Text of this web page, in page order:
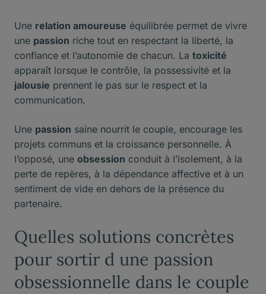
Une relation amoureuse équilibrée permet de vivre
une passion riche tout en respectant la liberté, la
confiance et l’autonomie de chacun. La toxicité
apparaît lorsque le contrôle, la possessivité et la
jalousie prennent le pas sur le respect et la
communication.
Une passion saine nourrit le couple, encourage les
projets communs et la croissance personnelle. À
l’opposé, une obsession conduit à l’isolement, à la
perte de repères, à la dépendance affective et à un
sentiment de vide en dehors de la présence du
partenaire.
Quelles solutions concrètes
pour sortir d une passion
obsessionnelle dans le couple